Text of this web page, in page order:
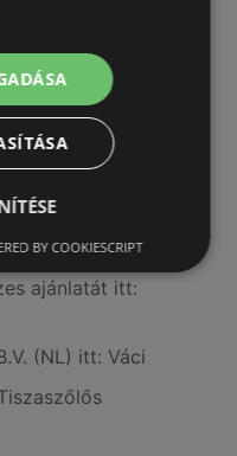
itt:
itt: Tiszaszőlős
ajánlatát itt:
(NL) itt: Váci
BY COOKIESCRIPT